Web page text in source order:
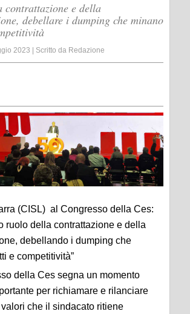
contrattazione e della
debellare i dumping che minano
2023 Scritto da Redazione
(CISL) al Congresso della Ces:
ruolo della contrattazione e della
debellando i dumping che
e competitività”
della Ces segna un momento
per richiamare e rilanciare
che il sindacato ritiene